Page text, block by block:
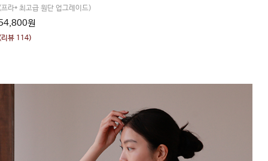
라* 최고급 원단 업그레이드)
원
뷰 114)